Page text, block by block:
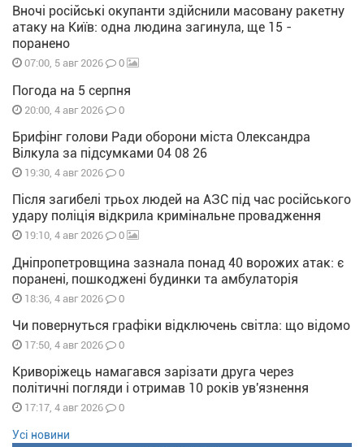
Вночі російські окупанти здійснили масовану ракетну
атаку на Київ: одна людина загинула, ще 15 -
поранено
07:00, 5 авг 2026 0
Погода на 5 серпня
20:00, 4 авг 2026 0
Брифінг голови Ради оборони міста Олександра
Вілкула за підсумками 04 08 26
19:30, 4 авг 2026 0
Після загибелі трьох людей на АЗС під час російського
удару поліція відкрила кримінальне провадження
19:10, 4 авг 2026 0
Дніпропетровщина зазнала понад 40 ворожих атак: є
поранені, пошкоджені будинки та амбулаторія
18:36, 4 авг 2026 0
Чи повернуться графіки відключень світла: що відомо
17:50, 4 авг 2026 0
Криворіжець намагався зарізати друга через
політичні погляди і отримав 10 років ув'язнення
17:17, 4 авг 2026 0
Усі новини